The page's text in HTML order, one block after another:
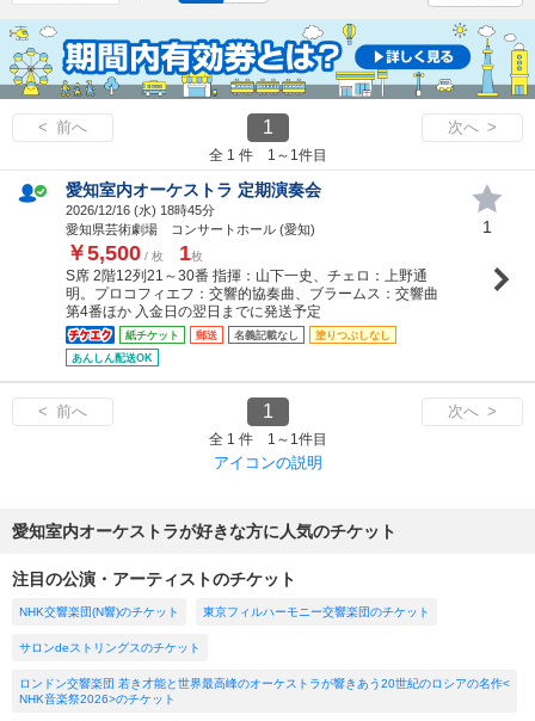
< 前へ 1 次へ >
全 1 件 1～1件目
愛知室内オーケストラ 定期演奏会
2026/12/16 (水) 18時45分
愛知県芸術劇場 コンサートホール (愛知)
￥5,500 / 枚 1枚
S席 2階12列21～30番 指揮：山下一史、チェロ：上野通
明。プロコフィエフ：交響的協奏曲、ブラームス：交響曲
第4番ほか 入金日の翌日までに発送予定
紙チケット 郵送 名義記載なし
塗りつぶしなし
あんしん配送OK
1
< 前へ 1 次へ >
全 1 件 1～1件目
アイコンの説明
愛知室内オーケストラが好きな方に人気のチケット
注目の公演・アーティストのチケット
NHK交響楽団(N響)のチケット 東京フィルハーモニー交響楽団のチケット
サロンdeストリングスのチケット
ロンドン交響楽団 若き才能と世界最高峰のオーケストラが響きあう20世紀のロシアの名作<
NHK音楽祭2026>のチケット